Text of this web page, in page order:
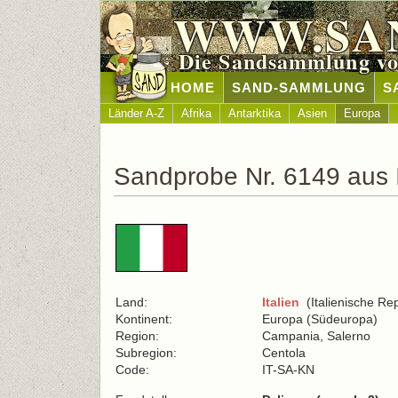
Die Sandsammlung
HOME SAND-SAMMLUNG
Länder A-Z Afrika Antarktika Asien Europa
Sandprobe Nr. 6149 aus
Land: Italien (Italienische
Kontinent:
Europa (Südeuropa)
Region:
Campania, Salerno
Subregion:
Centola
Code:
IT-SA-KN